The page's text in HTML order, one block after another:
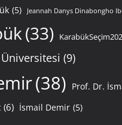
(5) Jeannah Danys Dinabongho
(33)
(9)
(38) Prof. Dr.
(6) İsmail Demir (5)